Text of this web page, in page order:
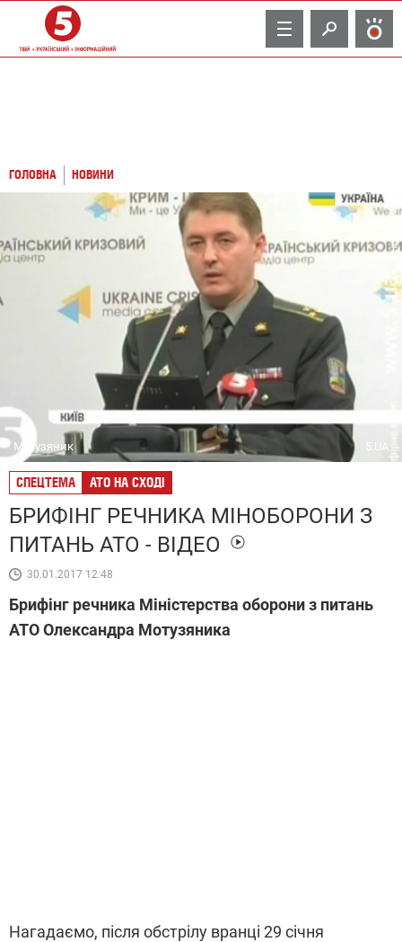
TV
ГОЛОВНА НОВИНИ
Мотузяник 5.UA
СПЕЦТЕМА АТО НА СХОДІ
БРИФІНГ РЕЧНИКА МІНОБОРОНИ З
ПИТАНЬ АТО - ВІДЕО
30.01.2017 12:48
Брифінг речника Міністерства оборони з питань
АТО Олександра Мотузяника
Нагадаємо, після обстрілу вранці 29 січня